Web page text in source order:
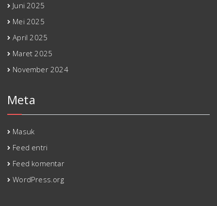
Juni 2025
Mei 2025
April 2025
Maret 2025
November 2024
Meta
Masuk
Feed entri
Feed komentar
WordPress.org